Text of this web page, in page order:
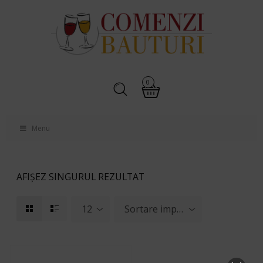
0
Menu
AFIȘEZ SINGURUL REZULTAT
12 Sortare implicită